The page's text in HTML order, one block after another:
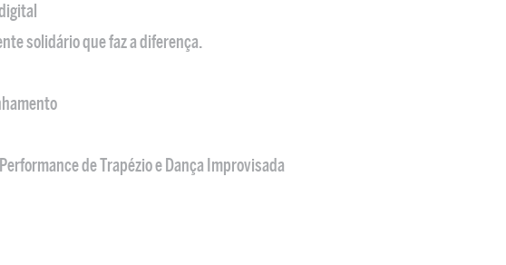
solidário que faz a diferença.
de Trapézio e Dança Improvisada